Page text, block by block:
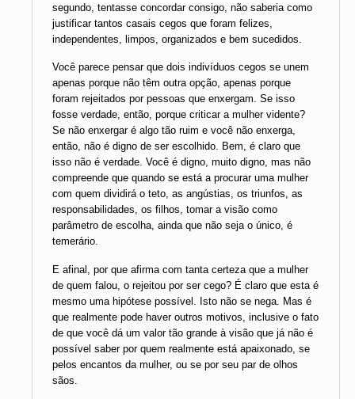
segundo, tentasse concordar consigo, não saberia como
justificar tantos casais cegos que foram felizes,
independentes, limpos, organizados e bem sucedidos.
Você parece pensar que dois indivíduos cegos se unem
apenas porque não têm outra opção, apenas porque
foram rejeitados por pessoas que enxergam. Se isso
fosse verdade, então, porque criticar a mulher vidente?
Se não enxergar é algo tão ruim e você não enxerga,
então, não é digno de ser escolhido. Bem, é claro que
isso não é verdade. Você é digno, muito digno, mas não
compreende que quando se está a procurar uma mulher
com quem dividirá o teto, as angústias, os triunfos, as
responsabilidades, os filhos, tomar a visão como
parâmetro de escolha, ainda que não seja o único, é
temerário.
E afinal, por que afirma com tanta certeza que a mulher
de quem falou, o rejeitou por ser cego? É claro que esta é
mesmo uma hipótese possível. Isto não se nega. Mas é
que realmente pode haver outros motivos, inclusive o fato
de que você dá um valor tão grande à visão que já não é
possível saber por quem realmente está apaixonado, se
pelos encantos da mulher, ou se por seu par de olhos
sãos.